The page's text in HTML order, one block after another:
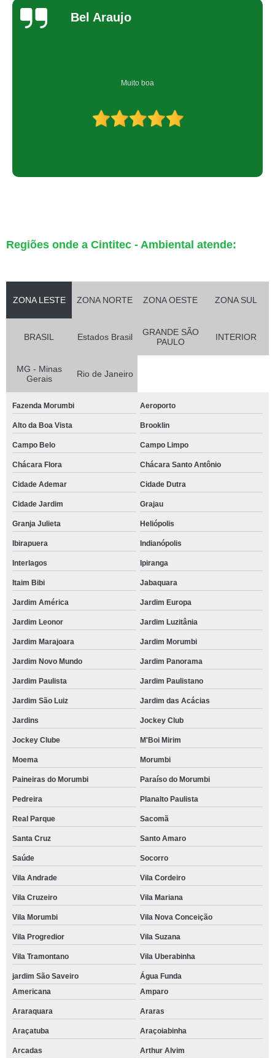
Bel Araujo
Muito boa
Regiões onde a Cintitec - Ambiental atende:
ZONA LESTE ZONA NORTE ZONA OESTE ZONA SUL
BRASIL Estados Brasil
GRANDE SÃO
PAULO
INTERIOR
MG - Minas
Gerais
Rio de Janeiro
Fazenda Morumbi Aeroporto
Alto da Boa Vista Brooklin
Campo Belo Campo Limpo
Chácara Flora Chácara Santo Antônio
Cidade Ademar Cidade Dutra
Cidade Jardim Grajau
Granja Julieta Heliópolis
Ibirapuera Indianópolis
Interlagos Ipiranga
Itaim Bibi Jabaquara
Jardim América Jardim Europa
Jardim Leonor Jardim Luzitânia
Jardim Marajoara Jardim Morumbi
Jardim Novo Mundo Jardim Panorama
Jardim Paulista Jardim Paulistano
Jardim São Luiz Jardim das Acácias
Jardins Jockey Club
Jockey Clube M'Boi Mirim
Moema Morumbi
Paineiras do Morumbi Paraíso do Morumbi
Pedreira Planalto Paulista
Real Parque Sacomã
Santa Cruz Santo Amaro
Saúde Socorro
Vila Andrade Vila Cordeiro
Vila Cruzeiro Vila Mariana
Vila Morumbi Vila Nova Conceição
Vila Progredior Vila Suzana
Vila Tramontano Vila Uberabinha
jardim São Saveiro
Água Funda
Americana
Amparo
Araraquara Araras
Araçatuba Araçoiabinha
Arcadas Arthur Alvim